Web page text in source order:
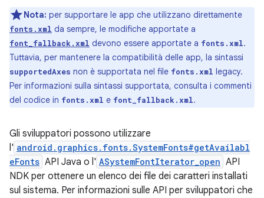
Nota: per supportare le app che utilizzano direttamente
fonts.xml da sempre, le modifiche apportate a
font_fallback.xml devono essere apportate a fonts.xml.
Tuttavia, per mantenere la compatibilità delle app, la sintassi
supportedAxes non è supportata nel file fonts.xml legacy.
Per informazioni sulla sintassi supportata, consulta i commenti
del codice in fonts.xml e font_fallback.xml.
Gli sviluppatori possono utilizzare
l' android.graphics.fonts.SystemFonts#getAvailabl
eFonts API Java o l' ASystemFontIterator_open API
NDK per ottenere un elenco dei file dei caratteri installati
sul sistema. Per informazioni sulle API per sviluppatori che